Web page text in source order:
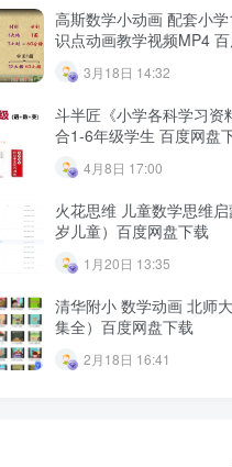
高斯数学小动画 配套小
识点动画教学视频MP4
3月18日 14:32
斗半匠《小学各科学习资
合1-6年级学生 百度网盘
4月8日 17:00
火花思维 儿童数学思维
岁儿童）百度网盘下载
1月20日 13:35
清华附小 数学动画 北师
集全）百度网盘下载
2月18日 16:41